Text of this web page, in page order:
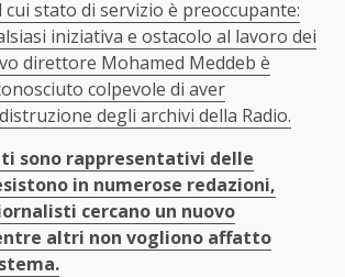
cui stato di servizio è preoccupante:
iniziativa e ostacolo al lavoro dei
direttore Mohamed Meddeb è
colpevole di aver
degli archivi della Radio.
sono rappresentativi delle
in numerose redazioni,
cercano un nuovo
altri non vogliono affatto